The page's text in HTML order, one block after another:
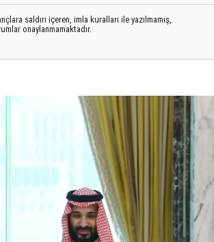
saldırı içeren, imla kuralları ile yazılmamış,
onaylanmamaktadır.